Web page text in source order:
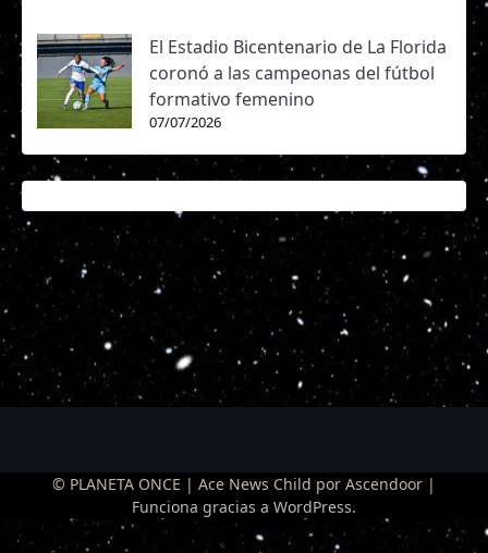
El Estadio Bicentenario de La Florida
coronó a las campeonas del fútbol
formativo femenino
07/07/2026
© PLANETA ONCE | Ace News Child por Ascendoor |
Funciona gracias a WordPress.